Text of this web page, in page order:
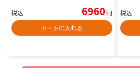
税込 6960円
カートに入れる
税込